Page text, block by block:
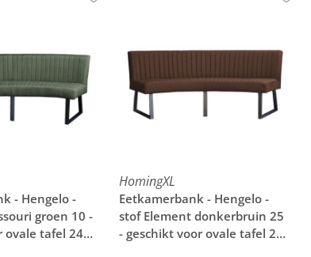
- Hengelo -
groen 10 -
ovale tafel 240
HomingXL
Eetkamerbank - Hengelo -
stof Element donkerbruin 25
- geschikt voor ovale tafel 240